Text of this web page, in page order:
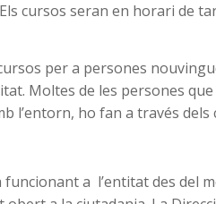
cursos seran en horari de
per a persones
Moltes de les persones
l’entorn, ho fan a través dels
funcionant a l’entitat des del